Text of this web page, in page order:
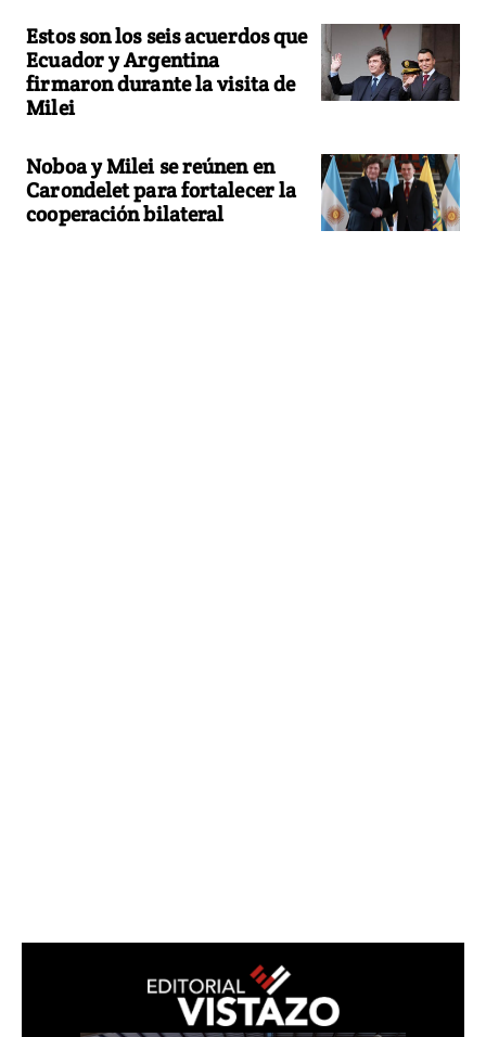
Estos son los seis acuerdos que
Ecuador y Argentina
firmaron durante la visita de
Milei
Noboa y Milei se reúnen en
Carondelet para fortalecer la
cooperación bilateral